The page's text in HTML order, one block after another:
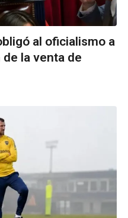
al oficialismo a
la venta de